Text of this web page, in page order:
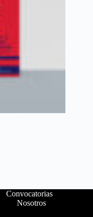
Convocatorias
Nosotros